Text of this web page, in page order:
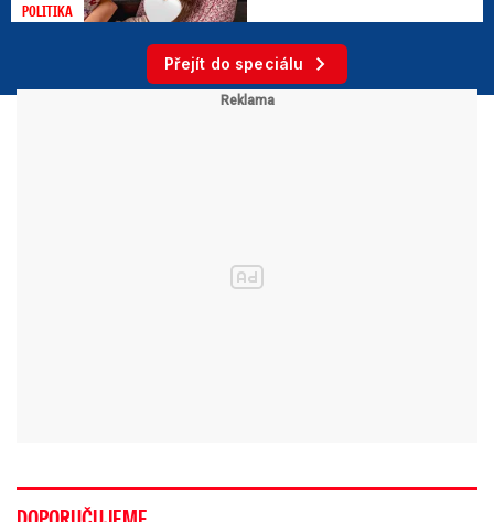
POLITIKA
Přejít do speciálu